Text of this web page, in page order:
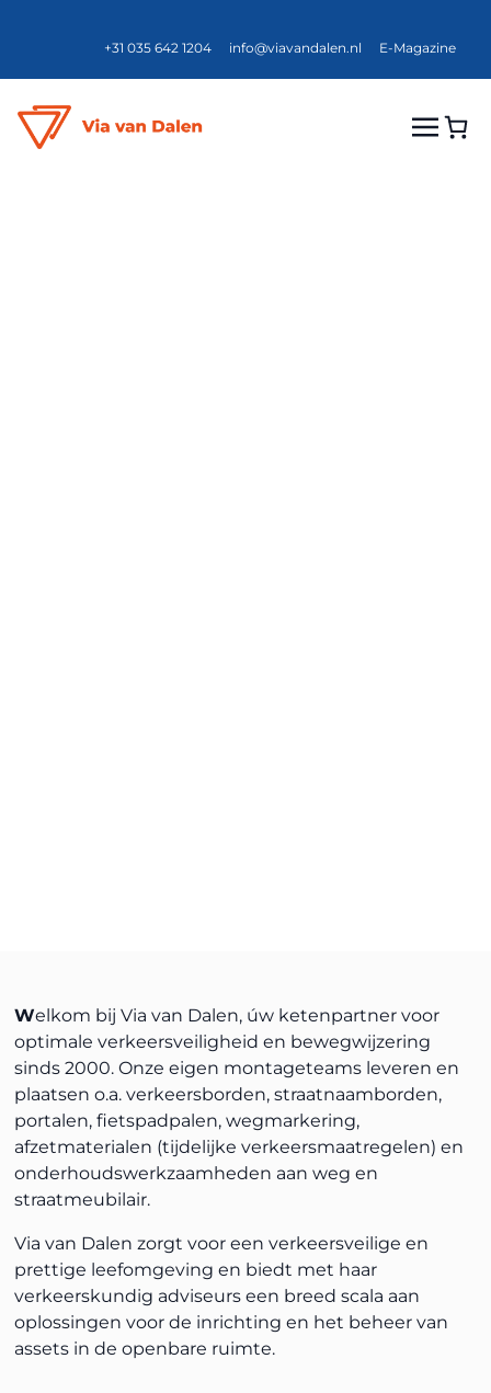
+31 035 642 1204 info@viavandalen.nl E-Magazine
Welkom bij Via van Dalen, úw ketenpartner voor
optimale verkeersveiligheid en bewegwijzering
sinds 2000. Onze eigen montageteams leveren en
plaatsen o.a. verkeersborden, straatnaamborden,
portalen, fietspadpalen, wegmarkering,
afzetmaterialen (tijdelijke verkeersmaatregelen) en
onderhoudswerkzaamheden aan weg en
straatmeubilair.
Via van Dalen zorgt voor een verkeersveilige en
prettige leefomgeving en biedt met haar
verkeerskundig adviseurs een breed scala aan
oplossingen voor de inrichting en het beheer van
assets in de openbare ruimte.